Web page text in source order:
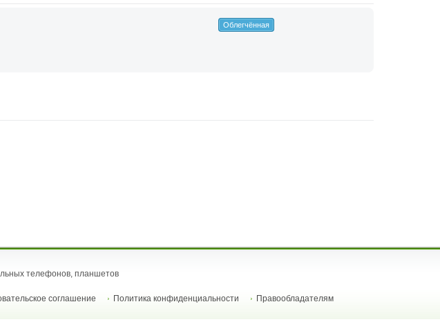
Облегчённая
телефонов, планшетов
соглашение Политика конфиденциальности Правообладателям